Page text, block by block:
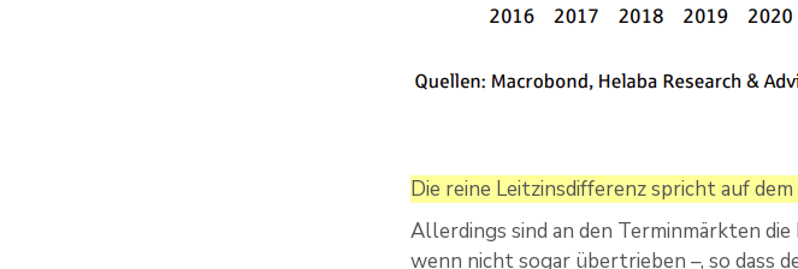
Die reine Leitzinsdifferenz spricht auf
Allerdings sind an den Terminmärkten
wenn nicht sogar übertrieben –, so dass